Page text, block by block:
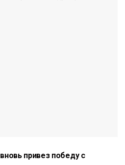
привез победу с